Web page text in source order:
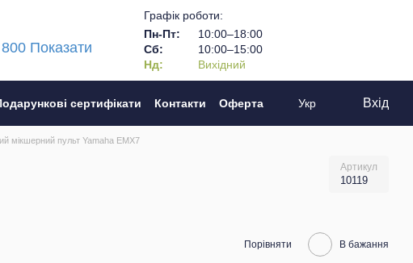
Показати
Графік роботи:
Пн-Пт:
10:00–18:00
Сб:
10:00–15:00
Нд:
Вихідний
сертифікати Контакти
Оферта
Укр Вхід
мікшерний пульт Yamaha EMX7
Артикул
10119
Порівняти В бажання